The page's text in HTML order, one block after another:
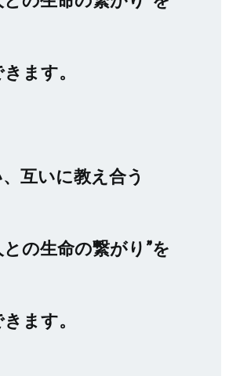
ます。
互いに教え合う
との生命の繋がり”を
ます。